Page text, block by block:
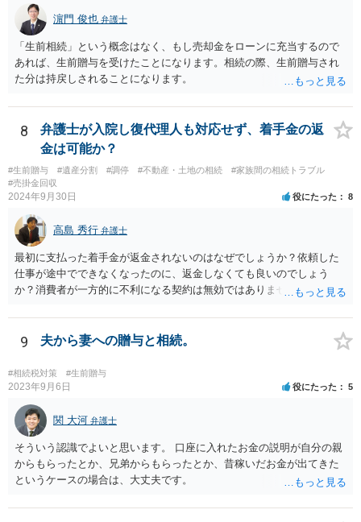
相続財産とは別枠で、遺留分対策にも有効と思われます。 ③負担付死
因贈与 「介護・見守り等を条件に、死亡時に財産を渡す」契約。条件
不履行なら無効にでき、老後の安心を担保できます。 ④ 寄附予約＋解
除条件 慈善団体への寄附を予約しつつ、資金不足時は解除できる条項
を設定。 などがあり得るかと思われます。
濵門 俊也 弁護士
「生前相続」という概念はなく、もし売却金をローンに充当するので
あれば、生前贈与を受けたことになります。相続の際、生前贈与され
た分は持戻しされることになります。
8
弁護士が入院し復代理人も対応せず、着手金の返
金は可能か？
#生前贈与 #遺産分割 #調停 #不動産・土地の相続
#家族間の相続トラブル
#売掛金回収
2024年9月30日 役にたった 8
高島 秀行 弁護士
最初に支払った着手金が返金されないのはなぜでしょうか？依頼した
仕事が途中でできなくなったのに、返金しなくても良いのでしょう
か？消費者が一方的に不利になる契約は無効ではありませんか？
務があると思います。 倒れた弁護士が所属する弁護士会に相談さ
れた方がよいと思います。 倒れた弁護士は脳梗塞で倒れたようで
すが、 判断能力があり、復代理を倒れた弁護士の判断で復代理を
選任したのか 即ち、復代理人の選任は有効なのかという問題もあ
ると思います。
9 夫から妻への贈与と相続。
#相続税対策 #生前贈与
2023年9月6日 役にたった 5
関 大河 弁護士
そういう認識でよいと思います。 口座に入れたお金の説明が自分の親
からもらったとか、兄弟からもらったとか、昔稼いだお金が出てきた
というケースの場合は、大丈夫です。